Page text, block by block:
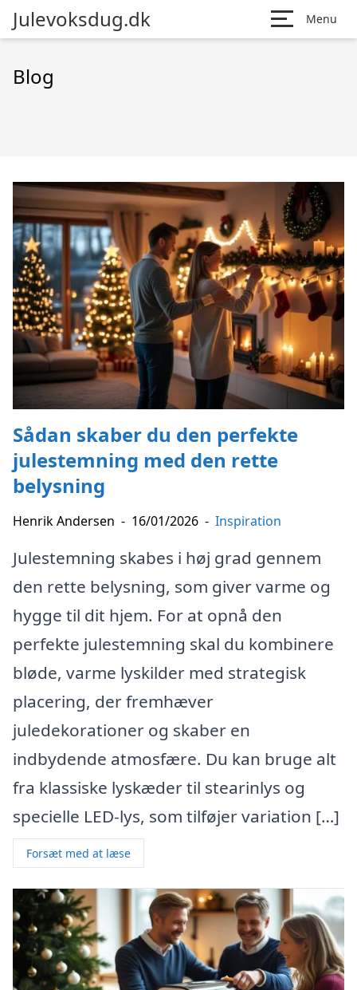
Julevoksdug.dk Menu
Blog
Sådan skaber du den perfekte
julestemning med den rette
belysning
Henrik Andersen - 16/01/2026 - Inspiration
Julestemning skabes i høj grad gennem
den rette belysning, som giver varme og
hygge til dit hjem. For at opnå den
perfekte julestemning skal du kombinere
bløde, varme lyskilder med strategisk
placering, der fremhæver
juledekorationer og skaber en
indbydende atmosfære. Du kan bruge alt
fra klassiske lyskæder til stearinlys og
specielle LED-lys, som tilføjer variation […]
Forsæt med at læse